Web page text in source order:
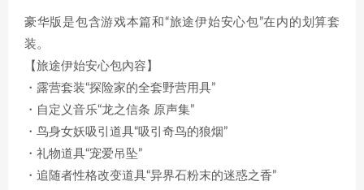
豪华版是包含游戏本篇和“旅途伊始安心包”在内的划算套
装。
【旅途伊始安心包內容】
・露营套装“探险家的全套野营用具”
・自定义音乐“龙之信条 原声集”
・鸟身女妖吸引道具“吸引奇鸟的狼烟”
・礼物道具“宠爱吊坠”
・追随者性格改变道具“异界石粉末的迷惑之香”